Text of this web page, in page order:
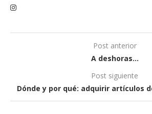
Post anterior
A deshoras…
Post siguiente
Dónde y por qué: adquirir artículos